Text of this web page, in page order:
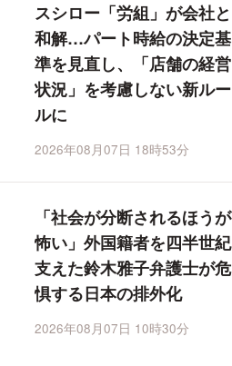
スシロー「労組」が会社と
和解…パート時給の決定基
準を見直し、「店舗の経営
状況」を考慮しない新ルー
ルに
2026年08月07日 18時53分
「社会が分断されるほうが
怖い」外国籍者を四半世紀
支えた鈴木雅子弁護士が危
惧する日本の排外化
2026年08月07日 10時30分